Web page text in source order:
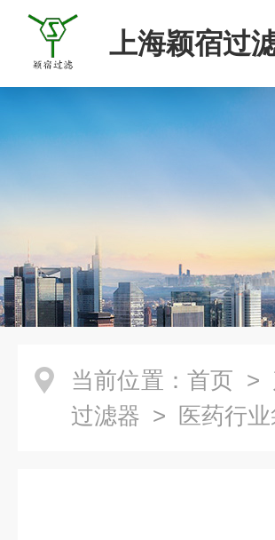
上海颖宿过
当前位置： 首页 >
过滤器 > 医药行业